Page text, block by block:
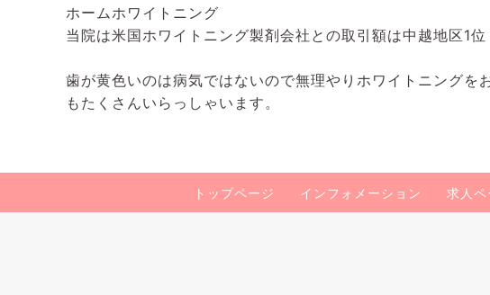
ホームホワイトニング
当院は米国ホワイトニング製剤会社との取引額は中越地区1位
歯が黄色いのは病気ではないので無理やりホワイトニング
もたくさんいらっしゃいます。
トップページ インフォメーション 求人ペ